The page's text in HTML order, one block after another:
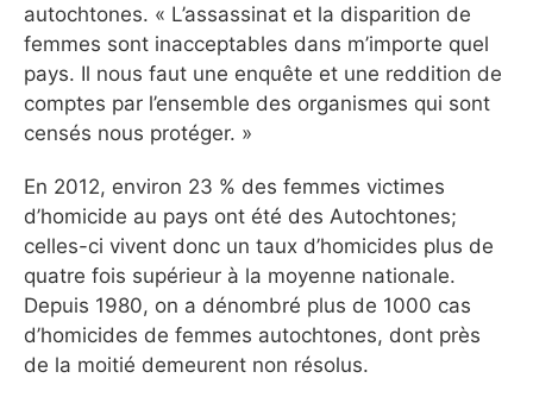
autochtones. « L’assassinat et la disparition de
femmes sont inacceptables dans m’importe quel
pays. Il nous faut une enquête et une reddition de
comptes par l’ensemble des organismes qui sont
censés nous protéger. »
En 2012, environ 23 % des femmes victimes
d’homicide au pays ont été des Autochtones;
celles-ci vivent donc un taux d’homicides plus de
quatre fois supérieur à la moyenne nationale.
Depuis 1980, on a dénombré plus de 1000 cas
d’homicides de femmes autochtones, dont près
de la moitié demeurent non résolus.